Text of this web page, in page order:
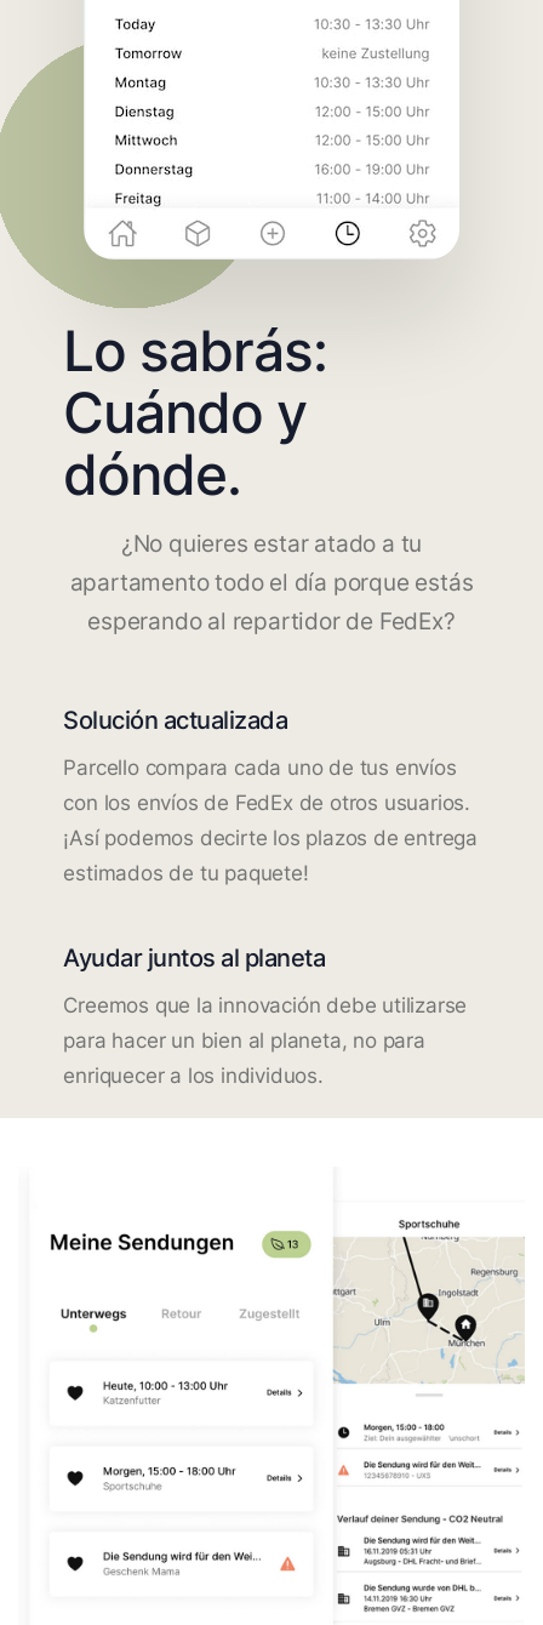
Lo sabrás:
Cuándo y
dónde.
¿No quieres estar atado a tu
apartamento todo el día porque estás
esperando al repartidor de FedEx?
Solución actualizada
Parcello compara cada uno de tus envíos
con los envíos de FedEx de otros usuarios.
¡Así podemos decirte los plazos de entrega
estimados de tu paquete!
Ayudar juntos al planeta
Creemos que la innovación debe utilizarse
para hacer un bien al planeta, no para
enriquecer a los individuos.